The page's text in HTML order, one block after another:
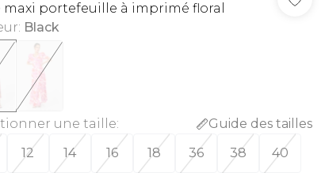
maxi portefeuille à imprimé floral
: Black
une taille:
Guide des tailles
12 14 16 18 36 38 40